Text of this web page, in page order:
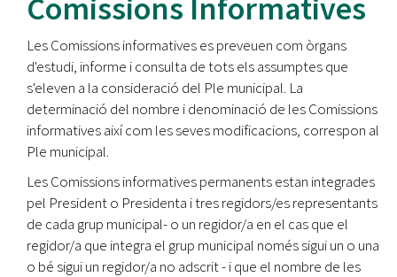
Comissions Informatives
Les Comissions informatives es preveuen com òrgans
d'estudi, informe i consulta de tots els assumptes que
s'eleven a la consideració del Ple municipal. La
determinació del nombre i denominació de les Comissions
informatives així com les seves modificacions, correspon al
Ple municipal.
Les Comissions informatives permanents estan integrades
pel President o Presidenta i tres regidors/es representants
de cada grup municipal- o un regidor/a en el cas que el
regidor/a que integra el grup municipal només sigui un o una
o bé sigui un regidor/a no adscrit - i que el nombre de les